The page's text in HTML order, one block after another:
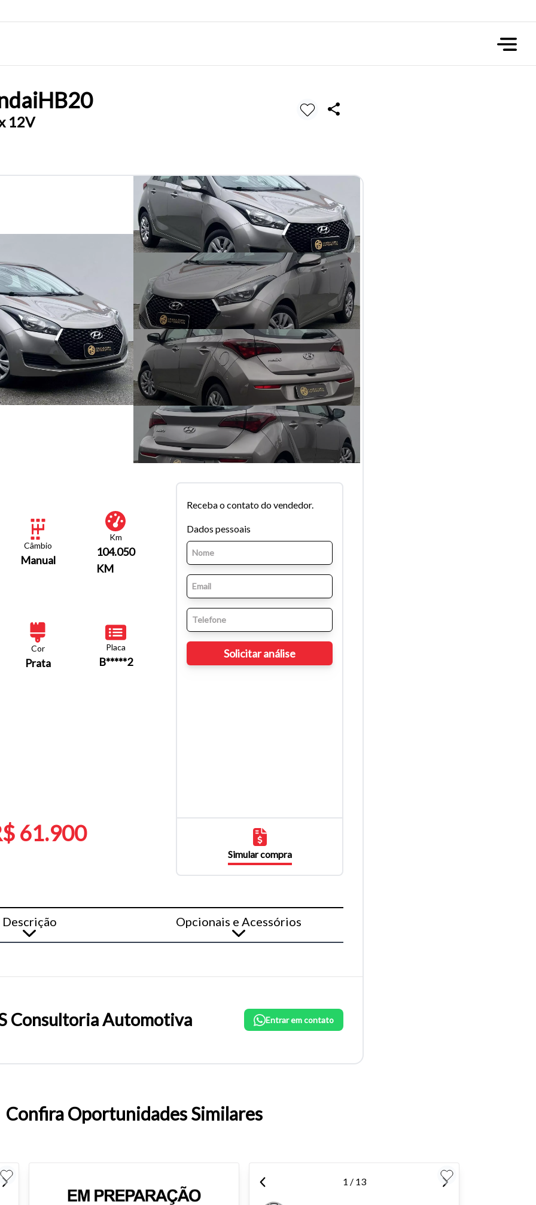
do texto
ou diminuir a fonte em nosso site, utilize os atalhos Ctrl+ (para
e Ctrl- (para diminuir) no seu teclado.
HB20
12V
Câmbio
Manual
Km
104.050
KM
Cor
Prata
Placa
B*****2
61.900
Receba o contato do vendedor.
Dados pessoais
Simular compra
Descrição Opcionais e Acessórios
Consultoria Automotiva Entrar em contato
Confira Oportunidades Similares
1 / 13